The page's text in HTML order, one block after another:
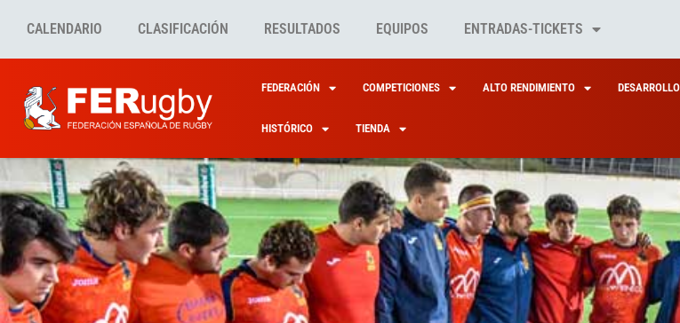
CALENDARIO CLASIFICACIÓN RESULTADOS EQUIPOS ENTRADAS-TICKETS
FEDERACIÓN COMPETICIONES ALTO RENDIMIENTO DESARROLLO
HISTÓRICO TIENDA